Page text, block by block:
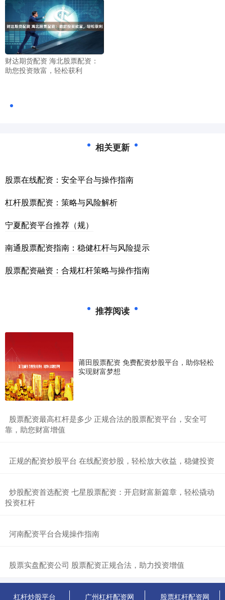
财达期货配资 海北股票配资：
助您投资致富，轻松获利
相关更新
股票在线配资：安全平台与操作指南
杠杆股票配资：策略与风险解析
宁夏配资平台推荐（规）
南通股票配资指南：稳健杠杆与风险提示
股票配资融资：合规杠杆策略与操作指南
推荐阅读
莆田股票配资 免费配资炒股平台，助你轻松
实现财富梦想
​股票配资最高杠杆是多少 正规合法的股票配资平台，安全可
靠，助您财富增值
​正规的配资炒股平台 在线配资炒股，轻松放大收益，稳健投资
​炒股配资首选配资 七星股票配资：开启财富新篇章，轻松撬动
投资杠杆
​河南配资平台合规操作指南
​股票实盘配资公司 股票配资正规合法，助力投资增值
杠杆炒股平台 广州杠杆配资网 股票杠杆配资网